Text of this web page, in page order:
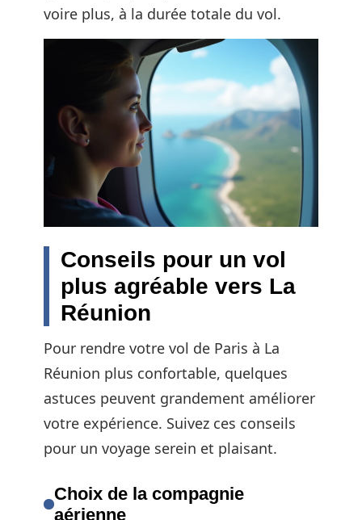
voire plus, à la durée totale du vol.
Conseils pour un vol
plus agréable vers La
Réunion
Pour rendre votre vol de Paris à La
Réunion plus confortable, quelques
astuces peuvent grandement améliorer
votre expérience. Suivez ces conseils
pour un voyage serein et plaisant.
Choix de la compagnie
aérienne